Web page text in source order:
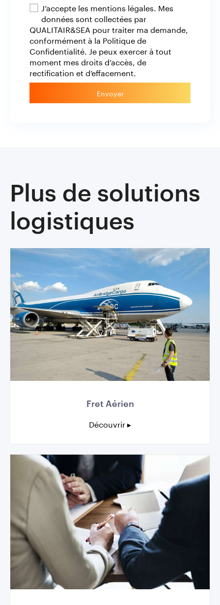
J’accepte les mentions légales. Mes
données sont collectées par
QUALITAIR&SEA pour traiter ma demande,
conformément à la Politique de
Confidentialité. Je peux exercer à tout
moment mes droits d’accès, de
rectification et d’effacement.
Envoyer
Plus de solutions
logistiques
Fret Aérien
Découvrir ▸